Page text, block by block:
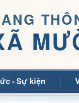
- Sự kiện